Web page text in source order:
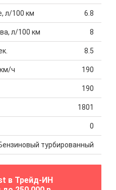
л/100 км 6.8
л/100 км 8
8.5
ч 190
190
1801
0
турбированный
в Трейд-ИН